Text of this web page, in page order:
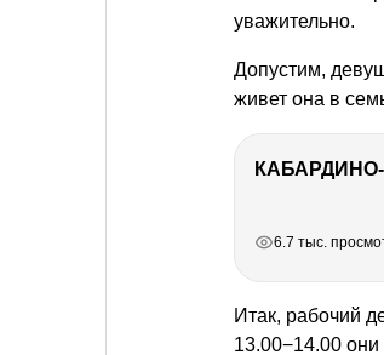
уважительно.
Допустим,
живет она в
6.7 тыс.
Итак, рабочий
13.00−14.00